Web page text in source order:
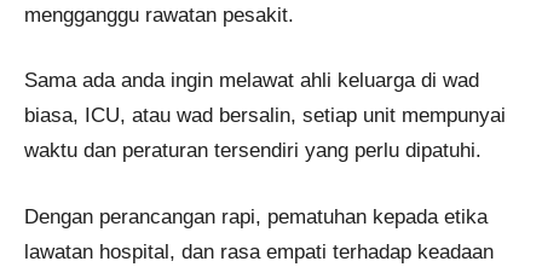
mengganggu rawatan pesakit.
Sama ada anda ingin melawat ahli keluarga di wad
biasa, ICU, atau wad bersalin, setiap unit mempunyai
waktu dan peraturan tersendiri yang perlu dipatuhi.
Dengan perancangan rapi, pematuhan kepada etika
lawatan hospital, dan rasa empati terhadap keadaan